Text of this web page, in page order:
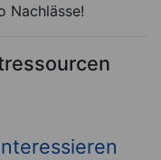
Nachlässe!